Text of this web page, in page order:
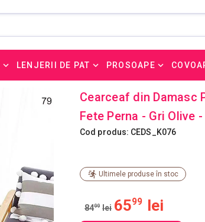
LENJERII DE PAT PROSOAPE
Cearceaf din Damasc
Fete Perna - Gri Olive -
Cod produs: CEDS_K076
Ultimele produse în stoc
8499 lei 6599 lei